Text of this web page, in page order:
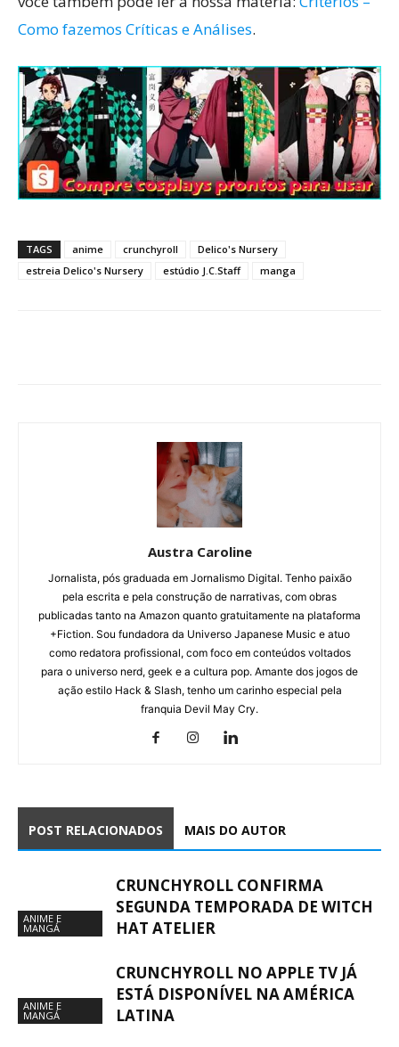
Como fazemos Críticas e Análises.
TAGS anime crunchyroll
Delico's Nursery
estreia Delico's Nursery
estúdio J.C.Staff manga
Austra Caroline
Jornalista, pós graduada em Jornalismo Digital. Tenho paixão
pela escrita e pela construção de narrativas, com obras
publicadas tanto na Amazon quanto gratuitamente na plataforma
+Fiction. Sou fundadora da Universo Japanese Music e atuo
como redatora profissional, com foco em conteúdos voltados
para o universo nerd, geek e a cultura pop. Amante dos jogos de
ação estilo Hack & Slash, tenho um carinho especial pela
franquia Devil May Cry.
POST RELACIONADOS MAIS DO AUTOR
ANIME E
MANGÁ
CRUNCHYROLL CONFIRMA
SEGUNDA TEMPORADA DE WITCH
HAT ATELIER
ANIME E
MANGÁ
CRUNCHYROLL NO APPLE TV JÁ
ESTÁ DISPONÍVEL NA AMÉRICA
LATINA